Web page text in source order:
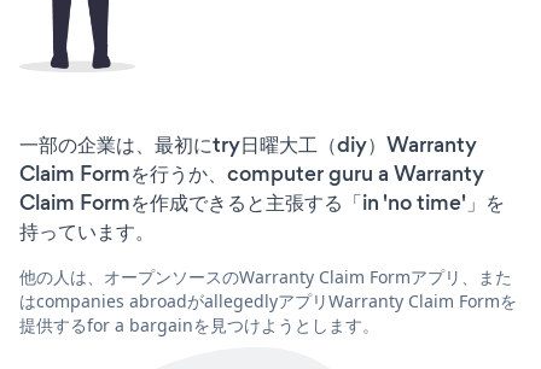
一部の企業は、最初にtry日曜大工（diy）Warranty
Claim Formを行うか、computer guru a Warranty
Claim Formを作成できると主張する「in 'no time'」を
持っています。
他の人は、オープンソースのWarranty Claim Formアプリ、また
はcompanies abroadがallegedlyアプリWarranty Claim Formを
提供するfor a bargainを見つけようとします。